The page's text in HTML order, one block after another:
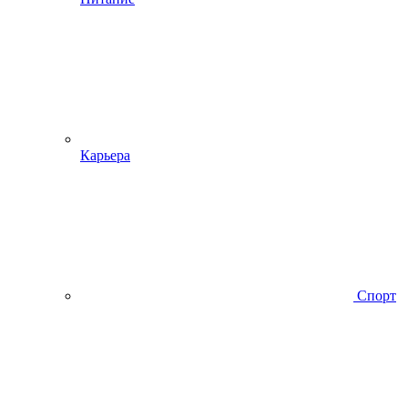
Карьера
Спорт